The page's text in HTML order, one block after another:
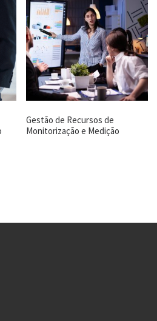
Gestão de Recursos de
Monitorização e Medição